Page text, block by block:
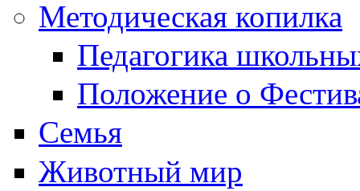
Методическая копилка
Педагогика
Положение о
Семья
Животный мир